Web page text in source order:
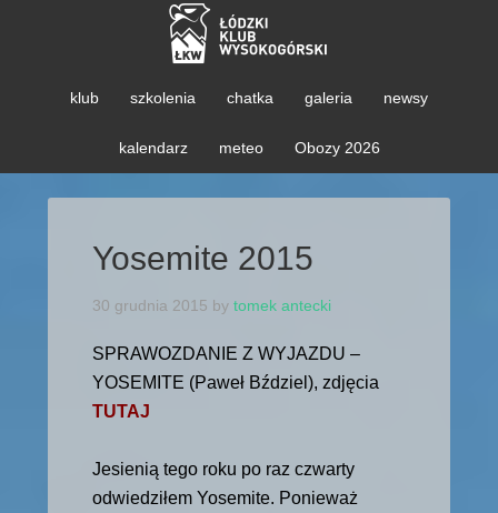
klub szkolenia chatka galeria newsy
kalendarz meteo Obozy 2026
Yosemite 2015
30 grudnia 2015 by tomek antecki
SPRAWOZDANIE Z WYJAZDU –
YOSEMITE (Paweł Bździel), zdjęcia
TUTAJ
Jesienią tego roku po raz czwarty
odwiedziłem Yosemite. Ponieważ